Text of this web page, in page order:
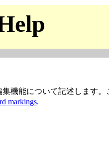
機能について記述します
markings.